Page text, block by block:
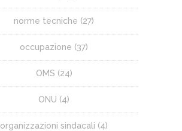
norme tecniche (27)
occupazione (37)
OMS (24)
ONU (4)
organizzazioni sindacali (4)